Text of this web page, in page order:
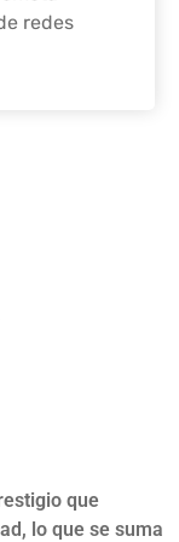
redes
que
lo que se suma